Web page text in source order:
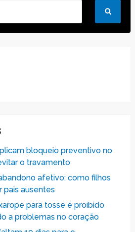
bloqueio preventivo no
o travamento
afetivo: como filhos
pais ausentes
para tosse é proibido
a problemas no coração